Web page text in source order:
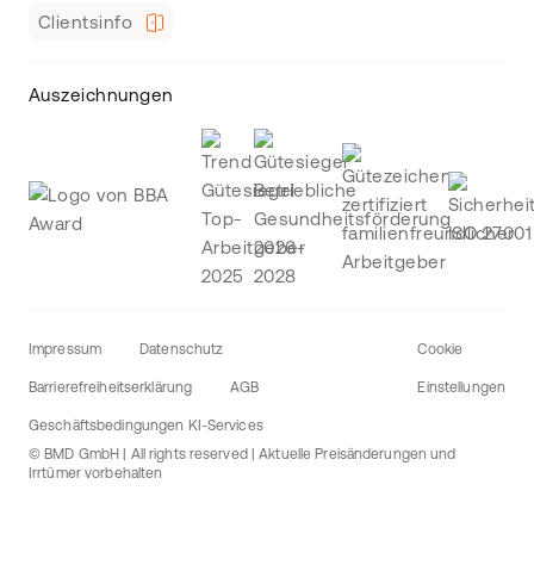
Clientsinfo
Auszeichnungen
Impressum Datenschutz
Barrierefreiheitserklärung AGB
Geschäftsbedingungen KI-Services
Cookie
Einstellungen
© BMD GmbH | All rights reserved | Aktuelle Preisänderungen und
Irrtümer vorbehalten